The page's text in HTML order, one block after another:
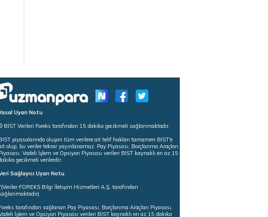
Uyarı Notu
BİST Verileri Foreks tarafından 15 dakika gecikmeli sağlanmaktadır.
piyasalarında oluşan tüm verilere ait telif hakları tamamen BIST'e
olup, bu veriler tekrar yayınlanamaz. Pay Piyasası, Borçlanma Araçları
Vadeli İşlem ve Opsiyon Piyasası verileri BIST kaynaklı en az 15
gecikmeli verilerdir.
Sağlayıcı Uyarı Notu
FOREKS Bilgi İletişim Hizmetleri A.Ş. tarafından
tarafından sağlanan Pay Piyasası, Borçlanma Araçları Piyasası,
İşlem ve Opsiyon Piyasası verileri BIST kaynaklı en az 15 dakika